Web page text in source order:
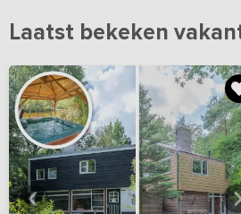
Laatst bekeken